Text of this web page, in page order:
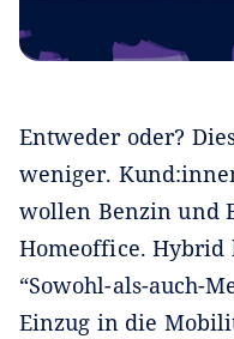
Entweder oder?
weniger.
wollen Benzin und
Homeoffice. Hybrid
“Sowohl-als-auch-
Einzug in die